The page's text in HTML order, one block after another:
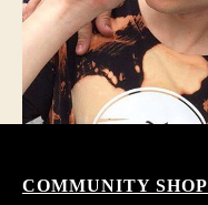
COMMUNITY SHOP